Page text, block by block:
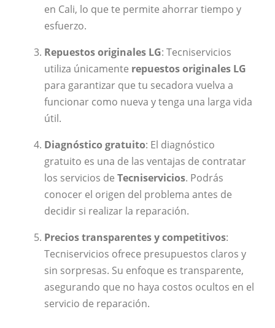
en Cali, lo que te permite ahorrar tiempo y
esfuerzo.
Repuestos originales LG: Tecniservicios
utiliza únicamente repuestos originales LG
para garantizar que tu secadora vuelva a
funcionar como nueva y tenga una larga vida
útil.
Diagnóstico gratuito: El diagnóstico
gratuito es una de las ventajas de contratar
los servicios de Tecniservicios. Podrás
conocer el origen del problema antes de
decidir si realizar la reparación.
Precios transparentes y competitivos:
Tecniservicios ofrece presupuestos claros y
sin sorpresas. Su enfoque es transparente,
asegurando que no haya costos ocultos en el
servicio de reparación.